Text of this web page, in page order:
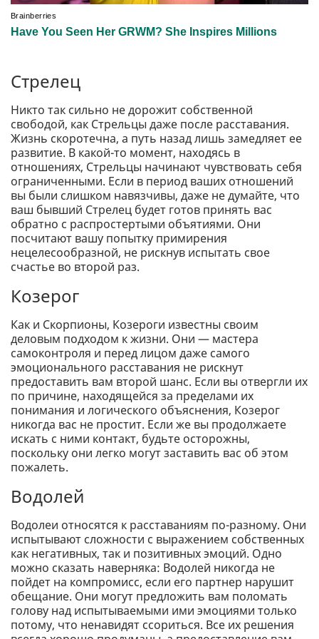
Стрелец
Никто так сильно не дорожит собственной
свободой, как Стрельцы даже после расставания.
Жизнь скоротечна, а путь назад лишь замедляет ее
развитие. В какой-то момент, находясь в
отношениях, Стрельцы начинают чувствовать себя
ограниченными. Если в период ваших отношений
вы были слишком навязчивы, даже не думайте, что
ваш бывший Стрелец будет готов принять вас
обратно с распростертыми объятиями. Они
посчитают вашу попытку примирения
нецелесообразной, не рискнув испытать свое
счастье во второй раз.
Козерог
Как и Скорпионы, Козероги известны своим
деловым подходом к жизни. Они — мастера
самоконтроля и перед лицом даже самого
эмоционального расставания не рискнут
предоставить вам второй шанс. Если вы отвергли их
по причине, находящейся за пределами их
понимания и логического объяснения, Козерог
никогда вас не простит. Если же вы продолжаете
искать с ними контакт, будьте осторожны,
поскольку они легко могут заставить вас об этом
пожалеть.
Водолей
Водолеи относятся к расставаниям по-разному. Они
испытывают сложности с выражением собственных
как негативных, так и позитивных эмоций. Одно
можно сказать наверняка: Водолей никогда не
пойдет на компромисс, если его партнер нарушит
обещание. Они могут предложить вам поломать
голову над испытываемыми ими эмоциями только
потому, что ненавидят ссориться. Все их решения